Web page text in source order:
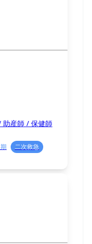
助産師 / 保健師
二次救急